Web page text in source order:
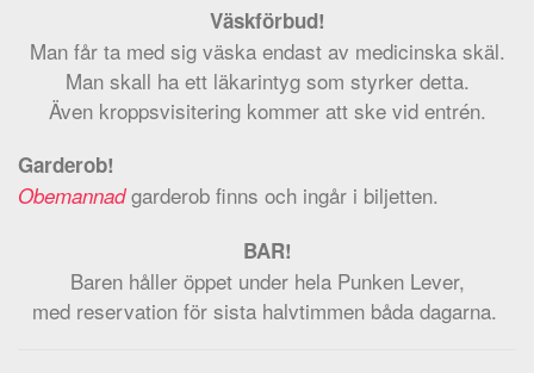
Väskförbud!
Man får ta med sig väska endast av medicinska skäl.
Man skall ha ett läkarintyg som styrker detta.
Även kroppsvisitering kommer att ske vid entrén.
Garderob!
Obemannadgarderob finns och ingår i biljetten.
BAR!
Baren håller öppet under hela Punken Lever,
med reservation för sista halvtimmen båda dagarna.